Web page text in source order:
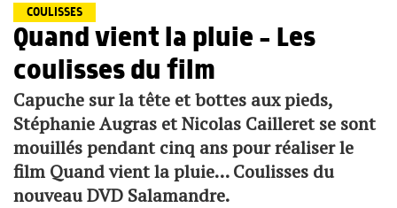
COULISSES
Quand vient la pluie – Les
coulisses du film
Capuche sur la tête et bottes aux pieds,
Stéphanie Augras et Nicolas Cailleret se sont
mouillés pendant cinq ans pour réaliser le
film Quand vient la pluie… Coulisses du
nouveau DVD Salamandre.